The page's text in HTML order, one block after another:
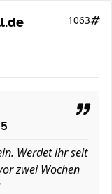
1063
Werdet ihr seit
zwei Wochen